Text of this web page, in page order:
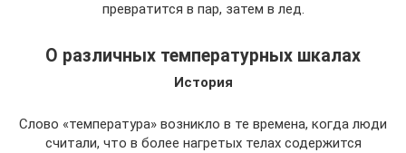
превратится в пар, затем в лед.
О различных температурных шкалах
История
Слово «температура» возникло в те времена, когда люди
считали, что в более нагретых телах содержится